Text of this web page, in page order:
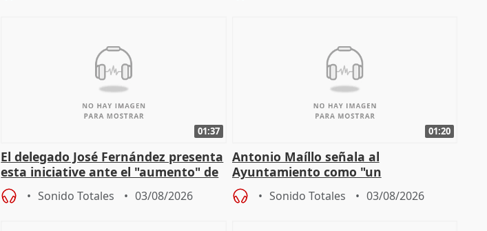
01:37
El delegado José Fernández presenta
esta iniciative ante el "aumento" de
personas sin hogar en Madri
Sonido Totales 03/08/2026
01:20
Antonio Maíllo señala al
Ayuntamiento como "un
especulador más" sobre viviendas de
Jiménez Becerril
Sonido Totales 03/08/2026